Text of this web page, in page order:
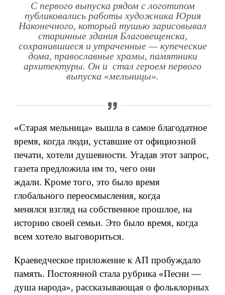
С первого выпуска рядом с логотипом
публиковались работы художника Юрия
Наконечного, который тушью зарисовывал
старинные здания Благовещенска,
сохранившиеся и утраченные — купеческие
дома, православные храмы, памятники
архитектуры. Он и стал героем первого
выпуска «мельницы».
«Старая мельница» вышла в самое благодатное
время, когда люди, уставшие от официозной
печати, хотели душевности. Угадав этот запрос,
газета предложила им то, чего они
ждали. Кроме того, это было время
глобального переосмысления, когда
менялся взгляд на собственное прошлое, на
историю своей семьи. Это было время, когда
всем хотело выговориться.
Краеведческое приложение к АП пробуждало
память. Постоянной стала рубрика «Песни —
душа народа», рассказывающая о фольклорных